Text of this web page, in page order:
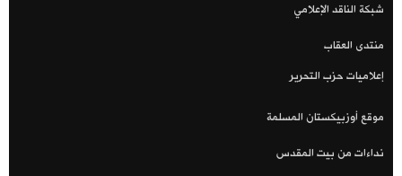
شبكة الناقد الإعلامي
منتدى العقاب
إعلاميات حزب التحرير
موقع أوزبيكستان المسلمة
نداءات من بيت المقدس